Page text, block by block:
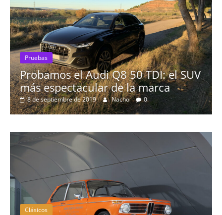
el Audi Q8 50 TDI: el SUV
de la marca
de 2019 Nacho 0
Pruebas
El Seat
16 de agosto de